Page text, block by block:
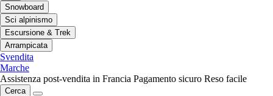
Snowboard
Sci alpinismo
Escursione & Trek
Arrampicata
Svendita
Marche
Assistenza post-vendita in Francia Pagamento sicuro Reso facile
Cerca